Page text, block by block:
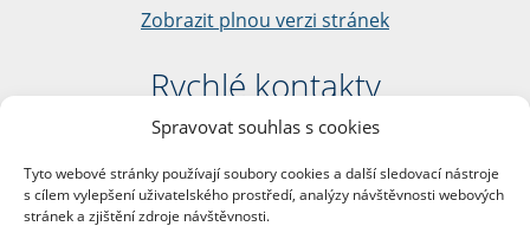
Spravovat souhlas s cookies
Tyto webové stránky používají soubory cookies a další sledovací nástroje
s cílem vylepšení uživatelského prostředí, analýzy návštěvnosti webových
stránek a zjištění zdroje návštěvnosti.
Zobrazit plnou verzi stránek
Rychlé kontakty
Filozofická fakulta
nám. Jana Palacha 1/2
116 38 Praha 1